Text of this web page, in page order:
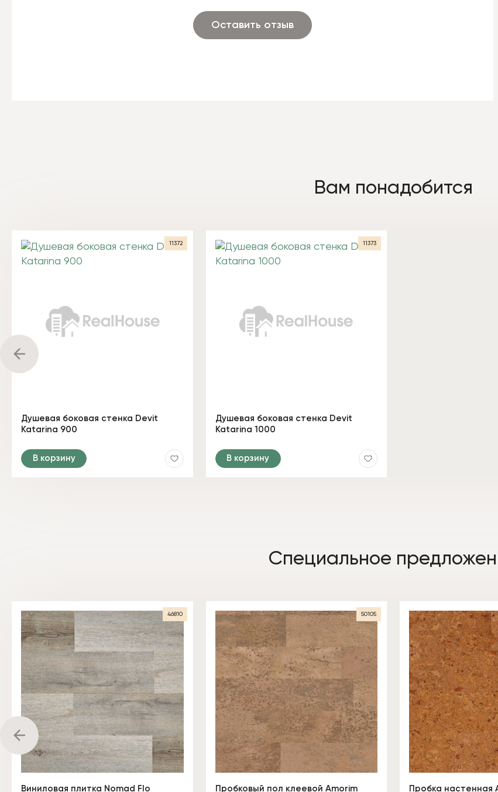
Оставить отзыв
Вам понадобится
11372
Душевая боковая стенка Devit
Katarina 900
В корзину
11373
Душевая боковая стенка Devit
Katarina 1000
В корзину
Специальное
46810
Виниловая плитка Nomad Flo
50105
Пробковый пол клеевой Amorim Пробка настенная